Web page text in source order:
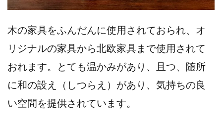
木の家具をふんだんに使用されておられ、オ
リジナルの家具から北欧家具まで使用されて
おれます。とても温かみがあり、且つ、随所
に和の設え（しつらえ）があり、気持ちの良
い空間を提供されています。